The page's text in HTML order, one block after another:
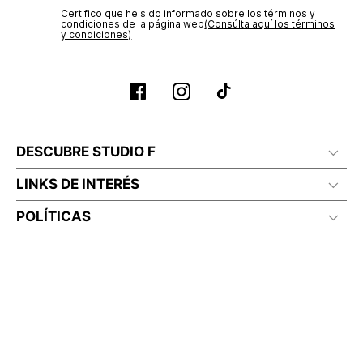
Planchar a temperatura maximo 110°c
Certifico que he sido informado sobre los términos y
condiciones de la página web‎(Consúlta aquí los términos
y condiciones)
DESCUBRE STUDIO F
LINKS DE INTERÉS
POLÍTICAS